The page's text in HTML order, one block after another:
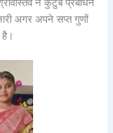
ने कुटुंब प्रबोधन
अगर अपने सप्त गुणों